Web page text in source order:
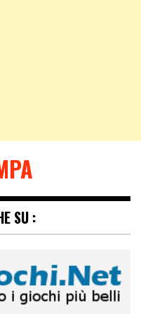
SU :